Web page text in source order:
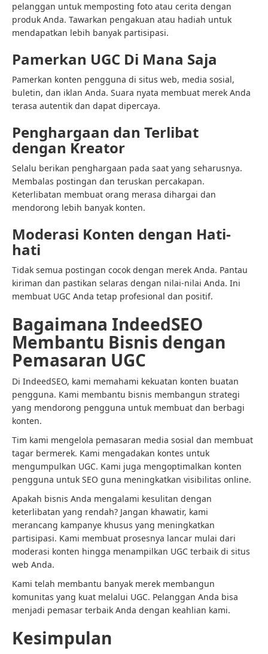
pelanggan untuk memposting foto atau cerita dengan
produk Anda. Tawarkan pengakuan atau hadiah untuk
mendapatkan lebih banyak partisipasi.
Pamerkan UGC Di Mana Saja
Pamerkan konten pengguna di situs web, media sosial,
buletin, dan iklan Anda. Suara nyata membuat merek Anda
terasa autentik dan dapat dipercaya.
Penghargaan dan Terlibat
dengan Kreator
Selalu berikan penghargaan pada saat yang seharusnya.
Membalas postingan dan teruskan percakapan.
Keterlibatan membuat orang merasa dihargai dan
mendorong lebih banyak konten.
Moderasi Konten dengan Hati-
hati
Tidak semua postingan cocok dengan merek Anda. Pantau
kiriman dan pastikan selaras dengan nilai-nilai Anda. Ini
membuat UGC Anda tetap profesional dan positif.
Bagaimana IndeedSEO
Membantu Bisnis dengan
Pemasaran UGC
Di IndeedSEO, kami memahami kekuatan konten buatan
pengguna. Kami membantu bisnis membangun strategi
yang mendorong pengguna untuk membuat dan berbagi
konten.
Tim kami mengelola pemasaran media sosial dan membuat
tagar bermerek. Kami mengadakan kontes untuk
mengumpulkan UGC. Kami juga mengoptimalkan konten
pengguna untuk SEO guna meningkatkan visibilitas online.
Apakah bisnis Anda mengalami kesulitan dengan
keterlibatan yang rendah? Jangan khawatir, kami
merancang kampanye khusus yang meningkatkan
partisipasi. Kami membuat prosesnya lancar mulai dari
moderasi konten hingga menampilkan UGC terbaik di situs
web Anda.
Kami telah membantu banyak merek membangun
komunitas yang kuat melalui UGC. Pelanggan Anda bisa
menjadi pemasar terbaik Anda dengan keahlian kami.
Kesimpulan